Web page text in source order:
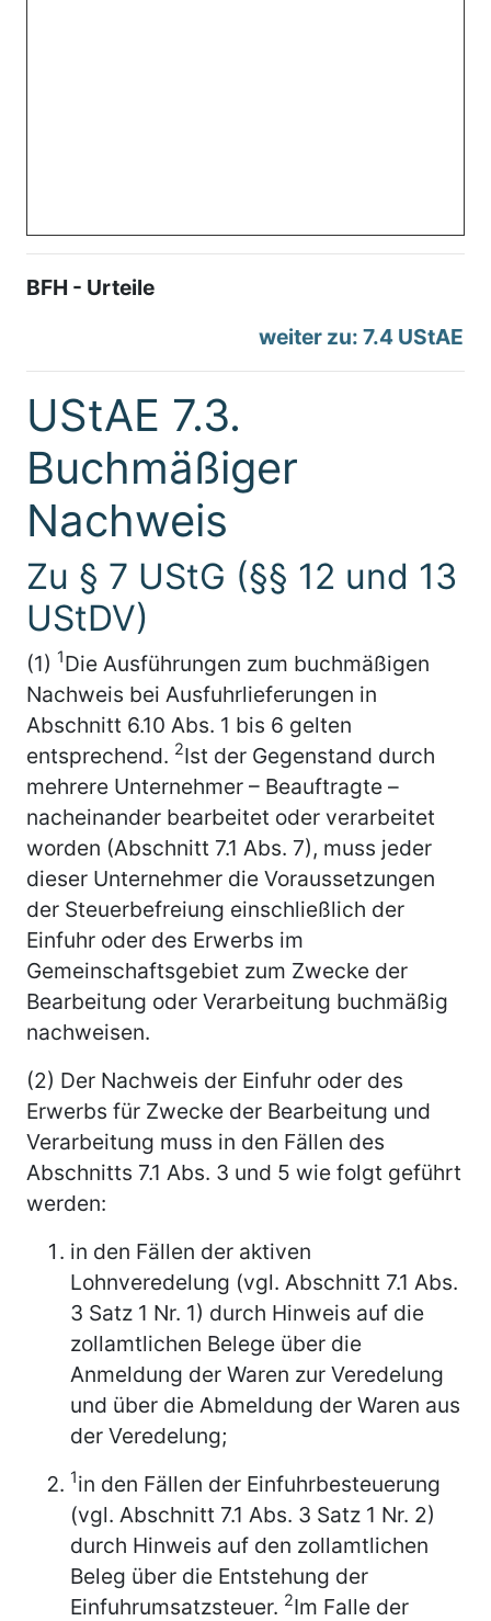
BFH - Urteile
weiter zu: 7.4 UStAE
UStAE 7.3.
Buchmäßiger
Nachweis
Zu § 7 UStG (§§ 12 und 13
UStDV)
(1) 1Die Ausführungen zum buchmäßigen
Nachweis bei Ausfuhrlieferungen in
Abschnitt 6.10 Abs. 1 bis 6 gelten
entsprechend. 2Ist der Gegenstand durch
mehrere Unternehmer – Beauftragte –
nacheinander bearbeitet oder verarbeitet
worden (Abschnitt 7.1 Abs. 7), muss jeder
dieser Unternehmer die Voraussetzungen
der Steuerbefreiung einschließlich der
Einfuhr oder des Erwerbs im
Gemeinschaftsgebiet zum Zwecke der
Bearbeitung oder Verarbeitung buchmäßig
nachweisen.
(2) Der Nachweis der Einfuhr oder des
Erwerbs für Zwecke der Bearbeitung und
Verarbeitung muss in den Fällen des
Abschnitts 7.1 Abs. 3 und 5 wie folgt geführt
werden:
in den Fällen der aktiven
Lohnveredelung (vgl. Abschnitt 7.1 Abs.
3 Satz 1 Nr. 1) durch Hinweis auf die
zollamtlichen Belege über die
Anmeldung der Waren zur Veredelung
und über die Abmeldung der Waren aus
der Veredelung;
1in den Fällen der Einfuhrbesteuerung
(vgl. Abschnitt 7.1 Abs. 3 Satz 1 Nr. 2)
durch Hinweis auf den zollamtlichen
Beleg über die Entstehung der
Einfuhrumsatzsteuer. 2Im Falle der